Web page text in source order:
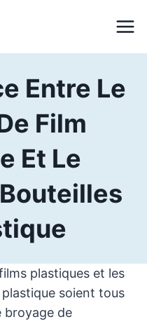
Entre Le
Film
Et Le
plastiques et les
soient tous
broyage de